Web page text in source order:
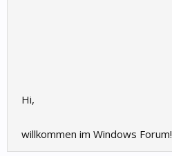
Hi,
willkommen im Windows Forum!